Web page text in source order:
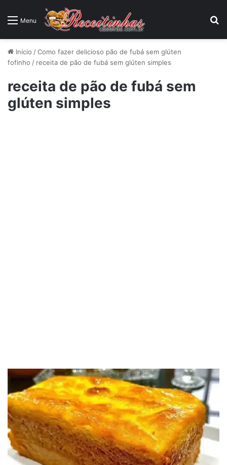
Menu
Início /Como fazer delicioso pão de fubá sem glúten
fofinho / receita de pão de fubá sem glúten simples
receita de pão de fubá sem
glúten simples